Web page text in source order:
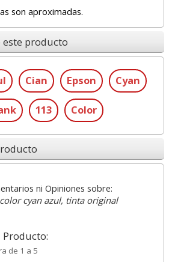
son aproximadas.
este producto
Cian Epson Cyan
113 Color
ni Opiniones sobre:
cyan azul, tinta original
de 1 a 5